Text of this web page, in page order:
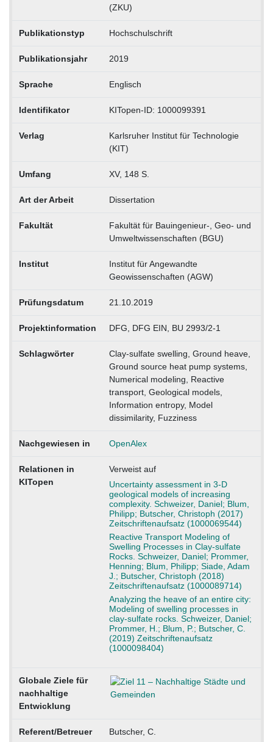
(ZKU)
Publikationstyp Hochschulschrift
Publikationsjahr 2019
Sprache Englisch
Identifikator KITopen-ID: 1000099391
Verlag
Karlsruher Institut für Technologie
(KIT)
Umfang XV, 148 S.
Art der Arbeit Dissertation
Fakultät
Fakultät für Bauingenieur-, Geo- und
Umweltwissenschaften (BGU)
Institut
Institut für Angewandte
Geowissenschaften (AGW)
Prüfungsdatum 21.10.2019
Projektinformation DFG, DFG EIN, BU 2993/2-1
Schlagwörter
Clay-sulfate swelling, Ground heave,
Ground source heat pump systems,
Numerical modeling, Reactive
transport, Geological models,
Information entropy, Model
dissimilarity, Fuzziness
Nachgewiesen in OpenAlex
Relationen in
KITopen
Verweist auf
Uncertainty assessment in 3-D
geological models of increasing
complexity. Schweizer, Daniel; Blum,
Philipp; Butscher, Christoph (2017)
Zeitschriftenaufsatz (1000069544)
Reactive Transport Modeling of
Swelling Processes in Clay-sulfate
Rocks. Schweizer, Daniel; Prommer,
Henning; Blum, Philipp; Siade, Adam
J.; Butscher, Christoph (2018)
Zeitschriftenaufsatz (1000089714)
Analyzing the heave of an entire city:
Modeling of swelling processes in
clay-sulfate rocks. Schweizer, Daniel;
Prommer, H.; Blum, P.; Butscher, C.
(2019) Zeitschriftenaufsatz
(1000098404)
Globale Ziele für
nachhaltige
Entwicklung
Referent/Betreuer Butscher, C.